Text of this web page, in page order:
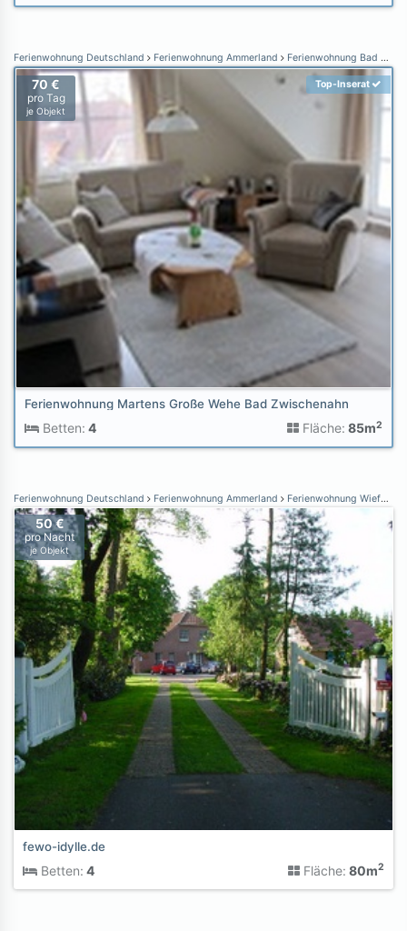
Ferienwohnung Deutschland Ferienwohnung Ammerland Ferienwohnung Bad Zwischenahn
70 €
pro Tag
je Objekt
Top-Inserat
Ferienwohnung Martens Große Wehe Bad Zwischenahn
Betten: 4 Fläche: 85m2
Ferienwohnung Deutschland Ferienwohnung Ammerland Ferienwohnung Wiefelstede
50 €
pro Nacht
je Objekt
fewo-idylle.de
Betten: 4 Fläche: 80m2